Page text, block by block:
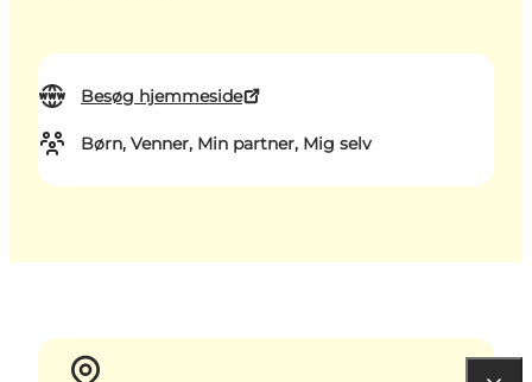
Besøg hjemmeside
Børn, Venner, Min partner, Mig selv